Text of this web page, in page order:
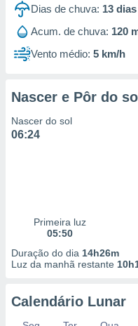
Dias de chuva: 13 dias
Acum. de chuva: 120
Vento médio: 5 km/h
Nascer e Pôr do sol
Nascer do sol
06:24
Primeira luz
05:50
Duração do dia 14h26m
Luz da manhã restante
Calendário Lunar